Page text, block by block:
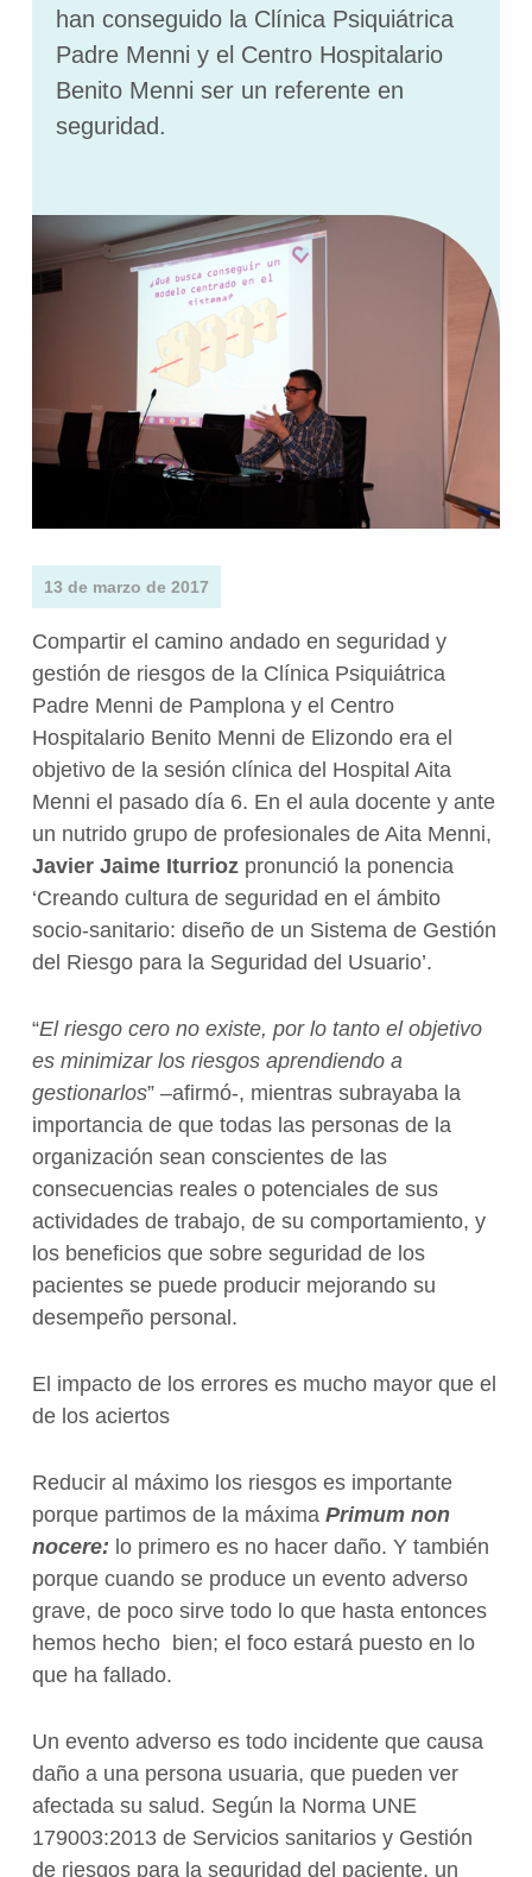
han conseguido la Clínica Psiquiátrica
Padre Menni y el Centro Hospitalario
Benito Menni ser un referente en
seguridad.
13 de marzo de 2017
Compartir el camino andado en seguridad y
gestión de riesgos de la Clínica Psiquiátrica
Padre Menni de Pamplona y el Centro
Hospitalario Benito Menni de Elizondo era el
objetivo de la sesión clínica del Hospital Aita
Menni el pasado día 6. En el aula docente y ante
un nutrido grupo de profesionales de Aita Menni,
Javier Jaime Iturriozpronunció la ponencia
‘Creando cultura de seguridad en el ámbito
socio-sanitario: diseño de un Sistema de Gestión
del Riesgo para la Seguridad del Usuario’.
“El riesgo cero no existe, por lo tanto el objetivo
es minimizar los riesgos aprendiendo a
gestionarlos” –afirmó-, mientras subrayaba la
importancia de que todas las personas de la
organización sean conscientes de las
consecuencias reales o potenciales de sus
actividades de trabajo, de su comportamiento, y
los beneficios que sobre seguridad de los
pacientes se puede producir mejorando su
desempeño personal.
El impacto de los errores es mucho mayor que el
de los aciertos
Reducir al máximo los riesgos es importante
porque partimos de la máxima Primum non
nocere: lo primero es no hacer daño. Y también
porque cuando se produce un evento adverso
grave, de poco sirve todo lo que hasta entonces
hemos hecho bien; el foco estará puesto en lo
que ha fallado.
Un evento adverso es todo incidente que causa
daño a una persona usuaria, que pueden ver
afectada su salud. Según la Norma UNE
179003:2013 de Servicios sanitarios y Gestión
de riesgos para la seguridad del paciente, un